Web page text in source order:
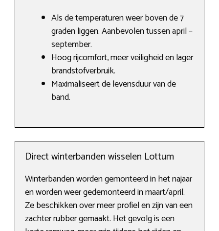
Als de temperaturen weer boven de 7
graden liggen. Aanbevolen tussen april –
september.
Hoog rijcomfort, meer veiligheid en lager
brandstofverbruik.
Maximaliseert de levensduur van de
band.
Direct winterbanden wisselen Lottum
Winterbanden worden gemonteerd in het najaar
en worden weer gedemonteerd in maart/april.
Ze beschikken over meer profiel en zijn van een
zachter rubber gemaakt. Het gevolg is een